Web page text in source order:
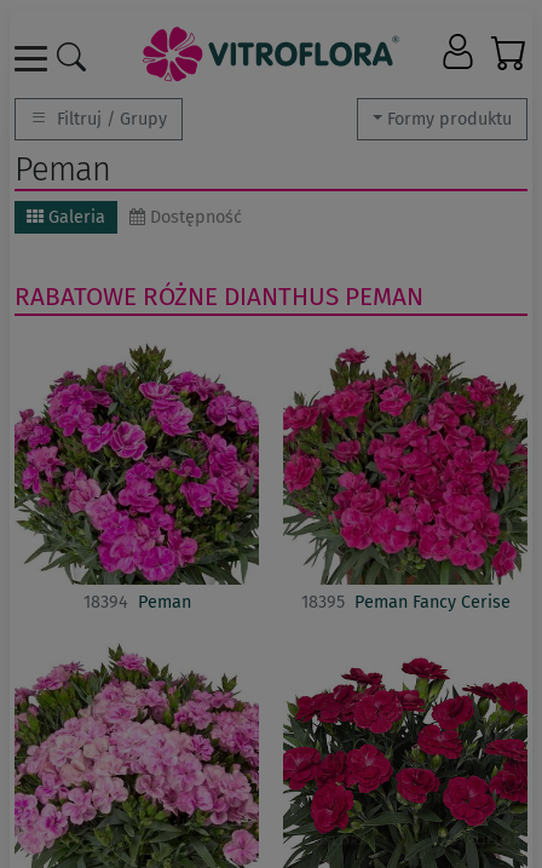
Formy produktu
Filtruj / Grupy
Peman
Galeria Dostępność
RABATOWE RÓŻNE DIANTHUS PEMAN
18394 Peman 18395 Peman Fancy Cerise